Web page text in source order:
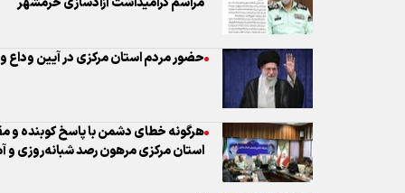
هرگونه خطای دشمن با پاسخ کوبنده و
بسیج سازندگی پیشگام اجرای هزاران